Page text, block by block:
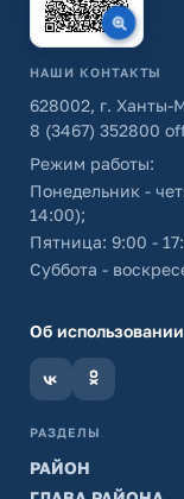
НАШИ КОНТАКТЫ
628002, г. Ханты-
8 (3467) 352800
Режим работы:
Понедельник -
14:00);
Пятница: 9:00 -
Суббота -
Об
РАЗДЕЛЫ
РАЙОН